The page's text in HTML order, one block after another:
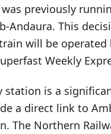
previously
Andaura. This
will be operated
Weekly
station is a
a direct link to
The Northern